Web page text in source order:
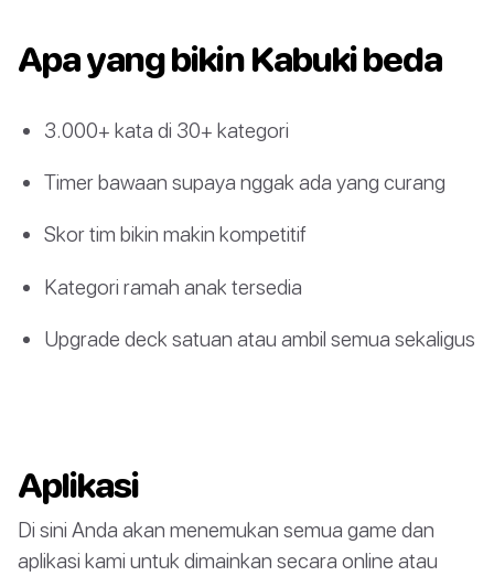
Apa yang bikin Kabuki beda
3.000+ kata di 30+ kategori
Timer bawaan supaya nggak ada yang curang
Skor tim bikin makin kompetitif
Kategori ramah anak tersedia
Upgrade deck satuan atau ambil semua sekaligus
Aplikasi
Di sini Anda akan menemukan semua game dan
aplikasi kami untuk dimainkan secara online atau